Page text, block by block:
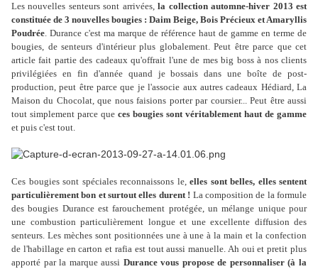
Les nouvelles senteurs sont arrivées,la collection automne-hiver 2013 est
constituée de 3 nouvelles bougies : Daim Beige, Bois Précieux et Amaryllis
Poudrée. Durance c'est ma marque de référence haut de gamme en terme de
bougies, de senteurs d'intérieur plus globalement. Peut être parce que cet
article fait partie des cadeaux qu'offrait l'une de mes big boss à nos clients
privilégiées en fin d'année quand je bossais dans une boîte de post-
production, peut être parce que je l'associe aux autres cadeaux Hédiard, La
Maison du Chocolat, que nous faisions porter par coursier... Peut être aussi
tout simplement parce que ces bougies sont véritablement haut de gamme
et puis c'est tout.
Ces bougies sont spéciales reconnaissons le, elles sont belles, elles sentent
particulièrement bon et surtout elles durent ! La composition de la formule
des bougies Durance est farouchement protégée, un mélange unique pour
une combustion particulièrement longue et une excellente diffusion des
senteurs. Les mèches sont positionnées une à une à la main et la confection
de l'habillage en carton et rafia est tout aussi manuelle. Ah oui et pretit plus
apporté par la marque aussi Durance vous propose de personnaliser (à la